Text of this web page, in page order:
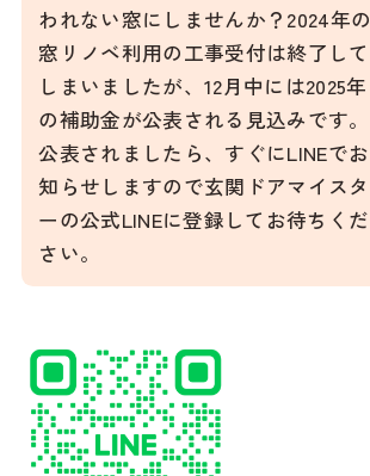
われない窓にしませんか？2024年の
窓リノベ利用の工事受付は終了して
しまいましたが、12月中には2025年
の補助金が公表される見込みです。
公表されましたら、すぐにLINEでお
知らせしますので玄関ドアマイスタ
ーの公式LINEに登録してお待ちくだ
さい。